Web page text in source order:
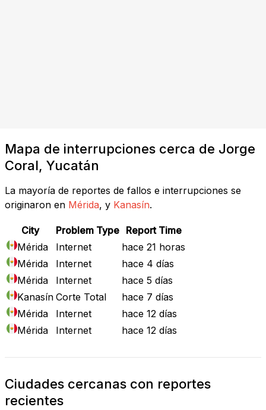
Mapa de interrupciones cerca de Jorge
Coral, Yucatán
La mayoría de reportes de fallos e interrupciones se
originaron en Mérida, y Kanasín.
City Problem Type Report Time
Mérida
Internet
hace 21 horas
Mérida
Internet
hace 4 días
Mérida
Internet
hace 5 días
Kanasín Corte Total
hace 7 días
Mérida
Internet
hace 12 días
Mérida
Internet hace 12 días
Ciudades cercanas con reportes
recientes